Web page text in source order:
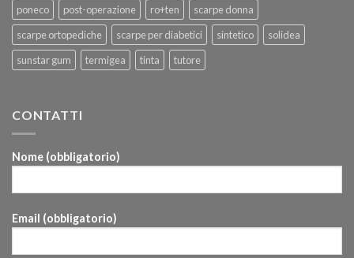
poneco
post-operazione ro+ten
scarpe donna
scarpe ortopediche
scarpe per diabetici sintetico
solidea
sunstar gum
termigea tinta tutore
CONTATTI
Nome (obbligatorio)
Email (obbligatorio)